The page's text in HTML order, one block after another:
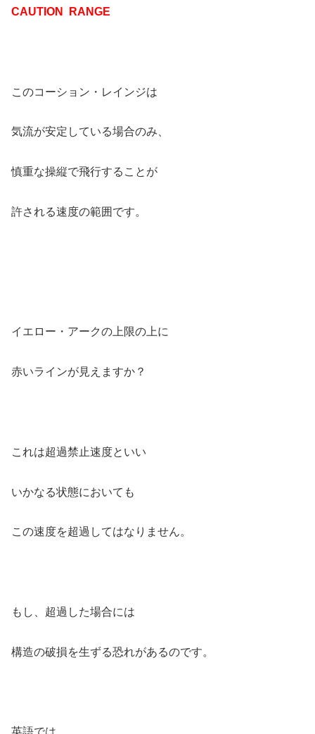
CAUTION RANGE
このコーション・レインジは
気流が安定している場合のみ、
慎重な操縦で飛行することが
許される速度の範囲です。
イエロー・アークの上限の上に
赤いラインが見えますか？
これは超過禁止速度といい
いかなる状態においても
この速度を超過してはなりません。
もし、超過した場合には
構造の破損を生ずる恐れがあるのです。